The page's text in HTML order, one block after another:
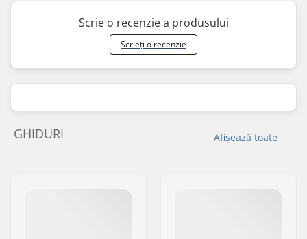
Scrie o recenzie a produsului
Scrieți o recenzie
Afișează toate
GHIDURI